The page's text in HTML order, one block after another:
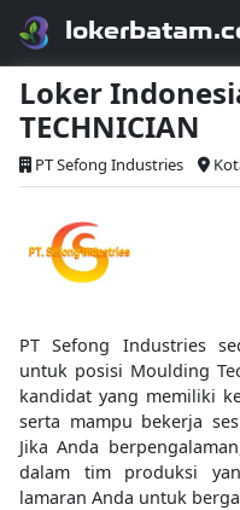
Loker
TECHNICIAN
PT Sefong Industries
PT Sefong Industries
untuk posisi Moulding
kandidat yang memiliki
serta mampu bekerja
Jika Anda
dalam tim produksi
lamaran Anda untuk